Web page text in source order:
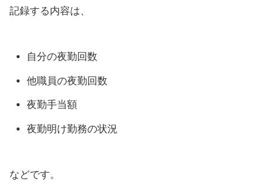
記録する内容は、
自分の夜勤回数
他職員の夜勤回数
夜勤手当額
夜勤明け勤務の状況
などです。